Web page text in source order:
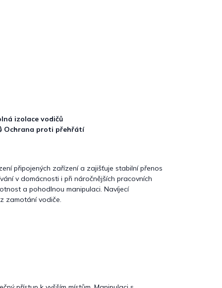
izolace vodičů
Ochrana proti přehřátí
připojených zařízení a zajišťuje stabilní přenos
v domácnosti i při náročnějších pracovních
a pohodlnou manipulaci. Navíjecí
zamotání vodiče.